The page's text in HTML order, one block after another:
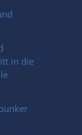
in die